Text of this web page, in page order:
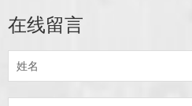
在线留言